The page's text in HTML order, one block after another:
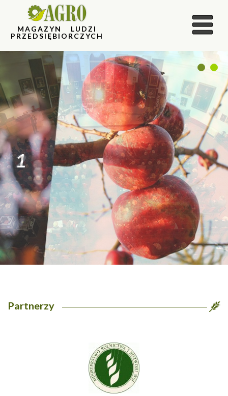
MAGAZYN LUDZI
PRZEDSIĘBIORCZYCH
2
1 2
Partnerzy